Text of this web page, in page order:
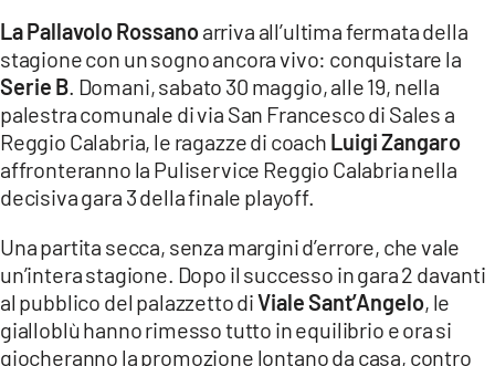
LACONAIR.IT
LACITYMAG.IT
ILREGGINO.IT
COSENZACHANNEL.IT
ILVIBONESE.IT
CATANZAROCHANNEL.IT
LACAPITALENEWS.IT
App
La Pallavolo Rossanoarriva all’ultima fermata della
stagione con un sogno ancora vivo: conquistare la
Serie B . Domani, sabato 30 maggio, alle 19, nella
palestra comunale di via San Francesco di Sales a
Reggio Calabria, le ragazze di coach Luigi Zangaro
affronteranno la Puliservice Reggio Calabria nella
decisiva gara 3 della finale playoff.
Una partita secca, senza margini d’errore, che vale
un’intera stagione. Dopo il successo in gara 2 davanti
al pubblico del palazzetto diViale Sant’Angelo, le
gialloblù hanno rimesso tutto in equilibrio e ora si
giocheranno la promozione lontano da casa, contro